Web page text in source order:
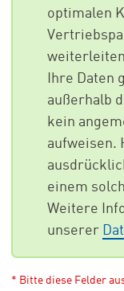
optimalen
Ihre Daten
außerhalb
kein
aufweisen.
einem
Weitere
unserer
* Bitte diese Felder